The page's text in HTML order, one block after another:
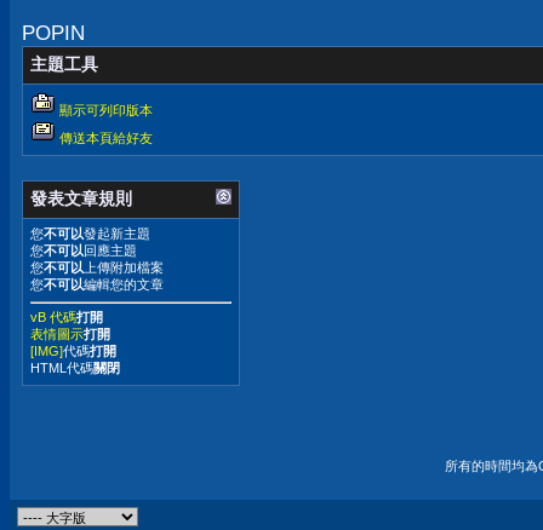
POPIN
主題工具
顯示可列印版本
傳送本頁給好友
發表文章規則
您不可以發起新主題
您不可以 回應主題
您不可以 上傳附加檔案
您不可以編輯您的文章
vB 代碼打開
表情圖示打開
[IMG]代碼打開
HTML代碼關閉
所有的時間均為